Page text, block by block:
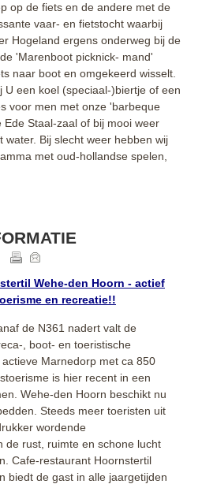
op de fiets en de andere met de
vaar- en fietstocht waarbij
Hogeland ergens onderweg bij de
'Marenboot picknick- mand'
naar boot en omgekeerd wisselt.
U een koel (speciaal-)biertje of een
voor men met onze 'barbeque
Staal-zaal of bij mooi weer
water. Bij slecht weer hebben wij
met oud-hollandse spelen,
Wehe-den Hoorn - actief
en recreatie!!
de N361 nadert valt de
, boot- en toeristische
Marnedorp met ca 850
is hier recent in een
Wehe-den Hoorn beschikt nu
Steeds meer toeristen uit
wordende
de rust, ruimte en schone lucht
Cafe-restaurant Hoornstertil
biedt de gast in alle jaargetijden